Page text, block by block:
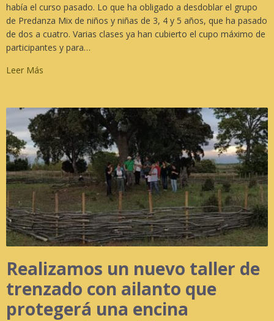
había el curso pasado. Lo que ha obligado a desdoblar el grupo
de Predanza Mix de niños y niñas de 3, 4 y 5 años, que ha pasado
de dos a cuatro. Varias clases ya han cubierto el cupo máximo de
participantes y para…
Leer Más
Realizamos un nuevo taller de
trenzado con ailanto que
protegerá una encina